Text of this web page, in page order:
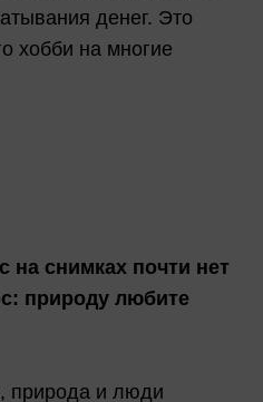
денег. Это
хобби на многие
на снимках почти нет
природу любите
природа и люди